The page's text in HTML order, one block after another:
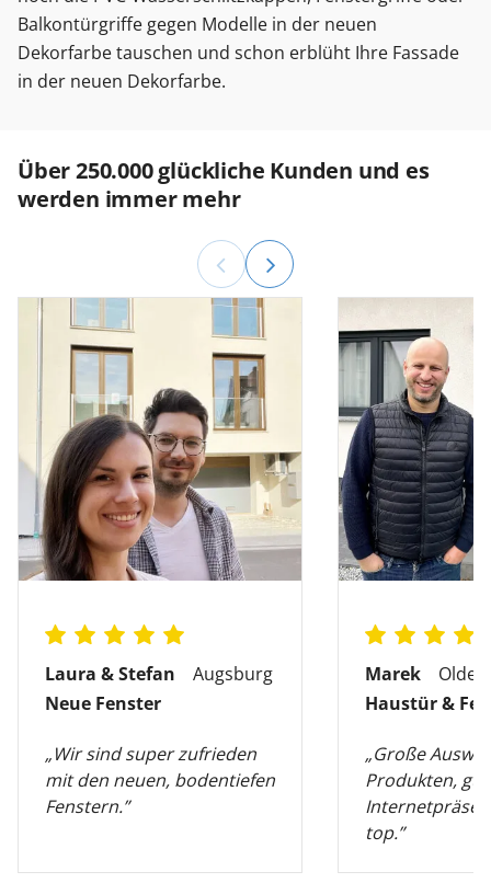
Balkontürgriffe gegen Modelle in der neuen
Dekorfarbe tauschen und schon erblüht Ihre Fassade
in der neuen Dekorfarbe.
Über 250.000 glückliche Kunden und es
werden immer mehr
Laura & Stefan
Augsburg
Neue Fenster
„Wir sind super zufrieden
mit den neuen, bodentiefen
Fenstern.”
Marek
Haustür &
„Große
Produkten,
top.”